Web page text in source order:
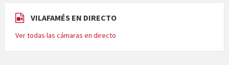
VILAFAMÉS EN DIRECTO
Ver todas las cámaras en directo